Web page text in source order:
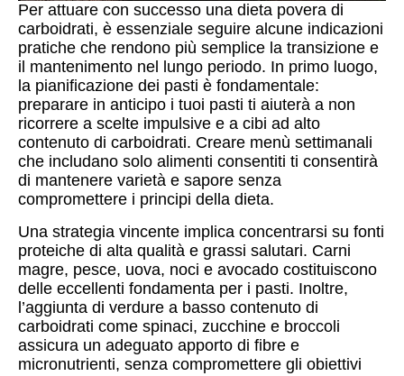
Per attuare con successo una dieta povera di
carboidrati, è essenziale seguire alcune indicazioni
pratiche che rendono più semplice la transizione e
il mantenimento nel lungo periodo. In primo luogo,
la pianificazione dei pasti è fondamentale:
preparare in anticipo i tuoi pasti ti aiuterà a non
ricorrere a scelte impulsive e a cibi ad alto
contenuto di carboidrati. Creare menù settimanali
che includano solo alimenti consentiti ti consentirà
di mantenere varietà e sapore senza
compromettere i principi della dieta.
Una strategia vincente implica concentrarsi su fonti
proteiche di alta qualità e grassi salutari. Carni
magre, pesce, uova, noci e avocado costituiscono
delle eccellenti fondamenta per i pasti. Inoltre,
l’aggiunta di verdure a basso contenuto di
carboidrati come spinaci, zucchine e broccoli
assicura un adeguato apporto di fibre e
micronutrienti, senza compromettere gli obiettivi